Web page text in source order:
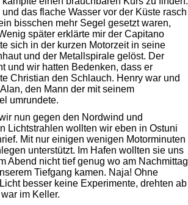
das flache Wasser vor der Küste rasch
bisschen mehr Segel gesetzt waren,
später erklärte mir der Capitano
sich in der kurzen Motorzeit in seine
und der Metallspirale gelöst. Der
und wir hatten Bedenken, dass er
Christian den Schlauch. Henry war und
den Mann der mit seinem
umrundete.
nun gegen den Nordwind und
Lichtstrahlen wollten wir eben in Ostuni
Mit nur einigen wenigen Motorminuten
unterstützt. Im Hafen wollten sie uns
Abend nicht tief genug wo am Nachmittag
Tiefgang kamen. Naja! Ohne
besser keine Experimente, drehten ab
im Keller.